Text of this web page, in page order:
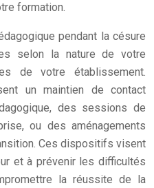
formation.
pendant la césure
selon la nature de votre
de votre établissement.
un maintien de contact
des sessions de
ou des aménagements
Ces dispositifs visent
et à prévenir les difficultés
la réussite de la